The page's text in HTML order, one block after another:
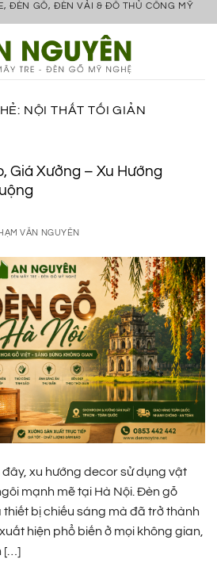
ĐÈN GỖ, ĐÈN VẢI & ĐỒ THỦ CÔNG MỸ
NỘI THẤT TỐI GIẢN
Giá Xưởng – Xu Hướng
VĂN NGUYÊN
xu hướng decor sử dụng vật
mạnh mẽ tại Hà Nội. Đèn gỗ
thiết bị chiếu sáng mà đã trở thành
hiện phổ biến ở mọi không gian,
[…]